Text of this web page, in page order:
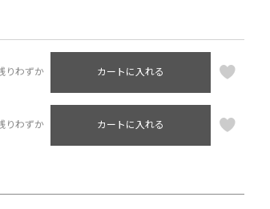
りわずか カートに入れる
りわずか カートに入れる